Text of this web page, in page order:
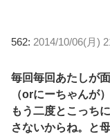
562: 2014/10/06(月)
毎回毎回あたしが
（orにーちゃんが
もう二度とこっち
さないからね。と